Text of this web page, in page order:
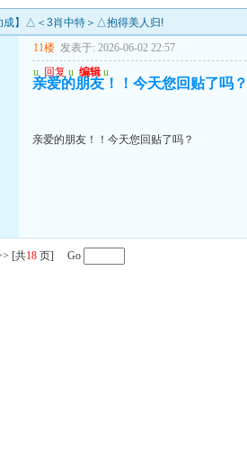
成】△＜3肖中特＞△抱得美人归!
11楼 发表于: 2026-06-02 22:57
u 回复 u 编辑 u
亲爱的朋友！！今天您回贴了吗？
亲爱的朋友！！今天您回贴了吗？
[共18 页] Go